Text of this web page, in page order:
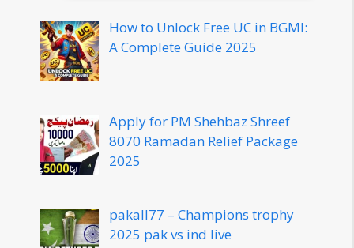
How to Unlock Free UC in BGMI:
A Complete Guide 2025
Apply for PM Shehbaz Shreef
8070 Ramadan Relief Package
2025
pakall77 – Champions trophy
2025 pak vs ind live